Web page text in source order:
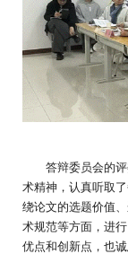
答辩委员会的
术精神，认真听取
绕论文的选题价值
术规范等方面，进
优点和创新点，也